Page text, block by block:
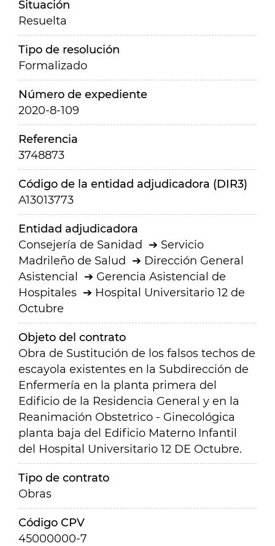
Situación
Resuelta
Tipo de resolución
Formalizado
Número de expediente
2020-8-109
Referencia
3748873
Código de la entidad adjudicadora (DIR3)
A13013773
Entidad adjudicadora
Consejería de Sanidad
Servicio
Madrileño de Salud
Dirección General
Asistencial
Gerencia Asistencial de
Hospitales
Hospital Universitario 12 de
Octubre
Objeto del contrato
Obra de Sustitución de los falsos techos de
escayola existentes en la Subdirección de
Enfermería en la planta primera del
Edificio de la Residencia General y en la
Reanimación Obstetrico - Ginecológica
planta baja del Edificio Materno Infantil
del Hospital Universitario 12 DE Octubre.
Tipo de contrato
Obras
Código CPV
45000000-7